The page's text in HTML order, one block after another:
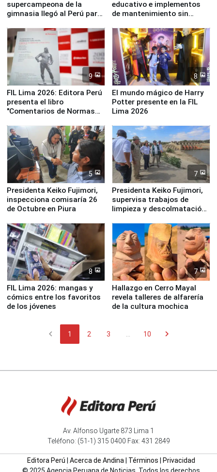
supercampeona de la
gimnasia llegó al Perú para
Panamericanos Lima 2027
educativo e implementos
de mantenimiento sin
la UGEL 2
9
FIL Lima 2026: Editora Perú
presenta el libro
"Comentarios de Normas
Derecho Colectivo"
8
El mundo mágico de Harry
Potter presente en la FIL
Lima 2026
5
Presidenta Keiko Fujimori,
inspecciona comisaría 26
de Octubre en Piura
7
Presidenta Keiko Fujimori,
supervisa trabajos de
limpieza y descolmatación
8
FIL Lima 2026: mangas y
cómics entre los favoritos
de los jóvenes
7
Hallazgo en Cerro Mayal
revela talleres de alfarería
de la cultura mochica
chevron_left 1 2 3 10 chevron_right
Av. Alfonso Ugarte 873 Lima 1
Teléfono: (51-1) 315 0400 Fax: 431 2849
Editora Perú Acerca de Andina| Términos
Privacidad